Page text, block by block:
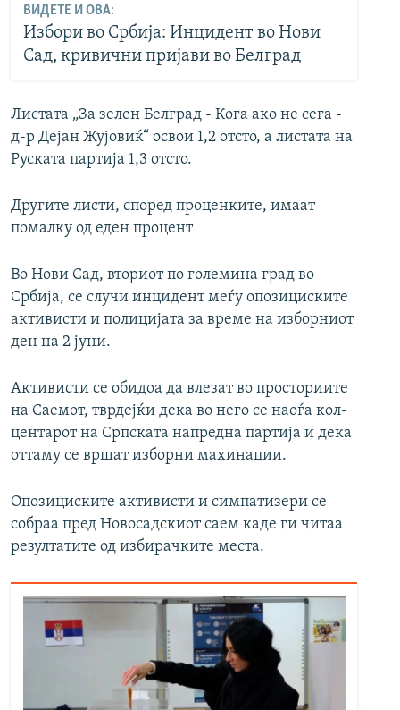
ВИДЕТЕ И ОВА:
Избори во Србија: Инцидент во Нови
Сад, кривични пријави во Белград
Листата „За зелен Белград - Кога ако не сега -
д-р Дејан Жујовиќ“ освои 1,2 отсто, а листата на
Руската партија 1,3 отсто.
Другите листи, според проценките, имаат
помалку од еден процент
Во Нови Сад, вториот по големина град во
Србија, се случи инцидент меѓу опозициските
активисти и полицијата за време на изборниот
ден на 2 јуни.
Активисти се обидоа да влезат во просториите
на Саемот, тврдејќи дека во него се наоѓа кол-
центарот на Српската напредна партија и дека
оттаму се вршат изборни махинации.
Опозициските активисти и симпатизери се
собраа пред Новосадскиот саем каде ги читаа
резултатите од избирачките места.